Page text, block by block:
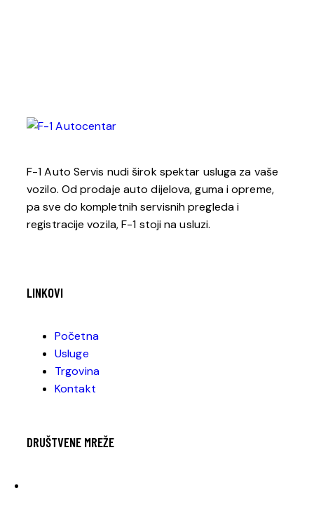
F-1 Auto Servis nudi širok spektar usluga za vaše
vozilo. Od prodaje auto dijelova, guma i opreme,
pa sve do kompletnih servisnih pregleda i
registracije vozila, F-1 stoji na usluzi.
LINKOVI
Početna
Usluge
Trgovina
Kontakt
DRUŠTVENE MREŽE